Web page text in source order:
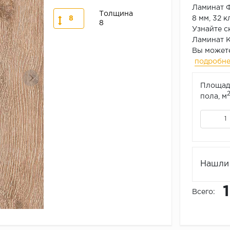
8
Толщина
8
Ламинат
8 мм, 32
Узнайте
Ламинат
Вы
пола, м2
Нашли
Всего: